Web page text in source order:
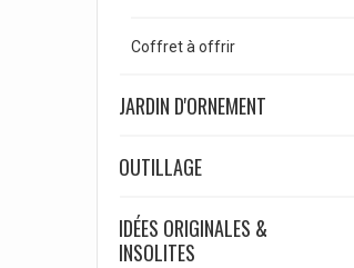
Coffret à offrir
JARDIN D'ORNEMENT
OUTILLAGE
IDÉES ORIGINALES &
INSOLITES